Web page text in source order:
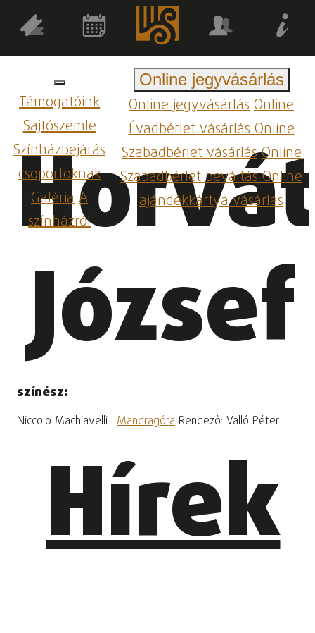
Támogatóink
Sajtószemle
Színházbejárás
csoportoknak
GalériaA
színházról
Online jegyvásárlás
Online jegyvásárlásOnline
Évadbérlet vásárlásOnline
Szabadbérlet vásárlásOnline
Szabadbérlet beváltásOnline
ajándékkártya vásárlás
József
színész:
Niccolo Machiavelli : Mandragóra Rendező: Valló Péter
Hírek